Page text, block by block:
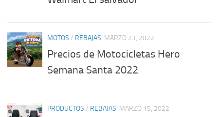
MOTOS / REBAJAS MARZO 23, 2022
Precios de Motocicletas Hero
Semana Santa 2022
PRODUCTOS / REBAJAS MARZO 15, 2022